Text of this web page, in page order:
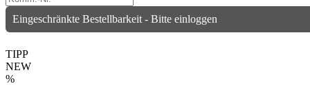
Eingeschränkte Bestellbarkeit - Bitte einloggen
TIPP
NEW
%